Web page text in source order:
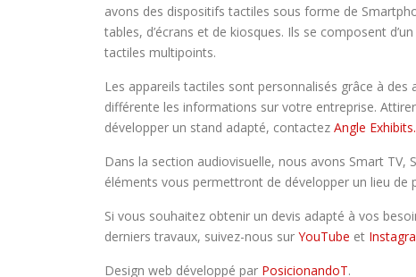
avons des dispositifs tactiles sous forme de
tables, d’écrans et de kiosques. Ils se composent
tactiles multipoints.
Les appareils tactiles sont personnalisés grâce à
différente les informations sur votre entreprise.
développer un stand adapté, contactez Angle Exhibits.
Dans la section audiovisuelle, nous avons Smart TV,
éléments vous permettront de développer un lieu de
Si vous souhaitez obtenir un devis adapté à vos
derniers travaux, suivez-nous sur YouTube et
Design web développé par PosicionandoT.